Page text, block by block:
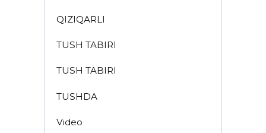
QIZIQARLI
TUSH TABIRI
TUSH TABIRI
TUSHDA
Video